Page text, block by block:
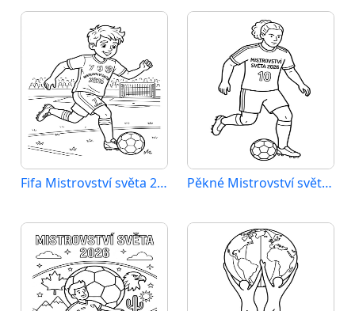
Fifa Mistrovství světa 2026 Pěkné Mistrovství světa 2026